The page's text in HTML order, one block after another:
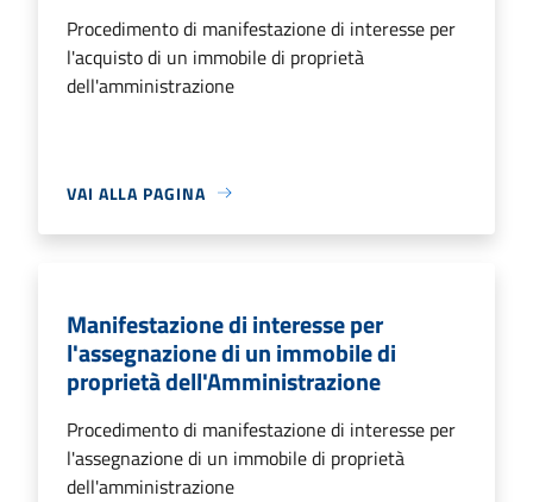
Procedimento di manifestazione di interesse per
l'acquisto di un immobile di proprietà
dell'amministrazione
VAI ALLA PAGINA
Manifestazione di interesse per
l'assegnazione di un immobile di
proprietà dell'Amministrazione
Procedimento di manifestazione di interesse per
l'assegnazione di un immobile di proprietà
dell'amministrazione